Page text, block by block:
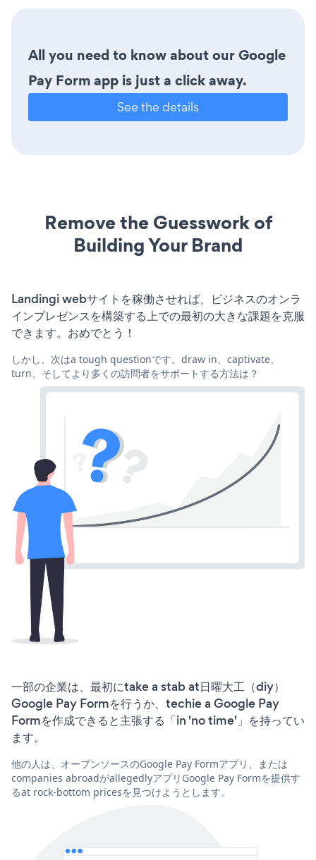
All you need to know about our Google
Pay Form app is just a click away.
See the details
Remove the Guesswork of
Building Your Brand
Landingi webサイトを稼働させれば、ビジネスのオンラ
インプレゼンスを構築する上での最初の大きな課題を克服
できます。おめでとう！
しかし、次はa tough questionです。draw in、captivate、
turn、そしてより多くの訪問者をサポートする方法は？
一部の企業は、最初にtake a stab at日曜大工（diy）
Google Pay Formを行うか、techie a Google Pay
Formを作成できると主張する「in 'no time'」を持ってい
ます。
他の人は、オープンソースのGoogle Pay Formアプリ、または
companies abroadがallegedlyアプリGoogle Pay Formを提供す
るat rock-bottom pricesを見つけようとします。